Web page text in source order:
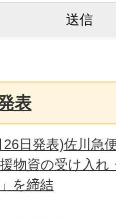
表
26日発表)佐川急
物資の受け入れ
を締結